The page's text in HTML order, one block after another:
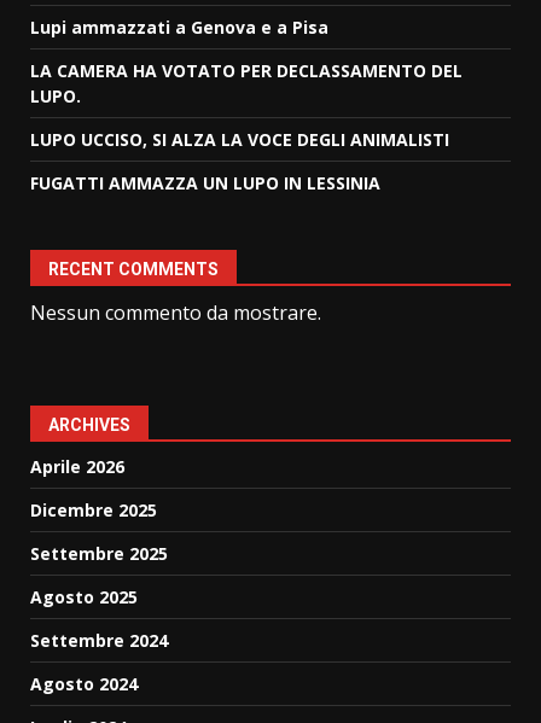
Lupi ammazzati a Genova e a Pisa
LA CAMERA HA VOTATO PER DECLASSAMENTO DEL
LUPO.
LUPO UCCISO, SI ALZA LA VOCE DEGLI ANIMALISTI
FUGATTI AMMAZZA UN LUPO IN LESSINIA
RECENT COMMENTS
Nessun commento da mostrare.
ARCHIVES
Aprile 2026
Dicembre 2025
Settembre 2025
Agosto 2025
Settembre 2024
Agosto 2024